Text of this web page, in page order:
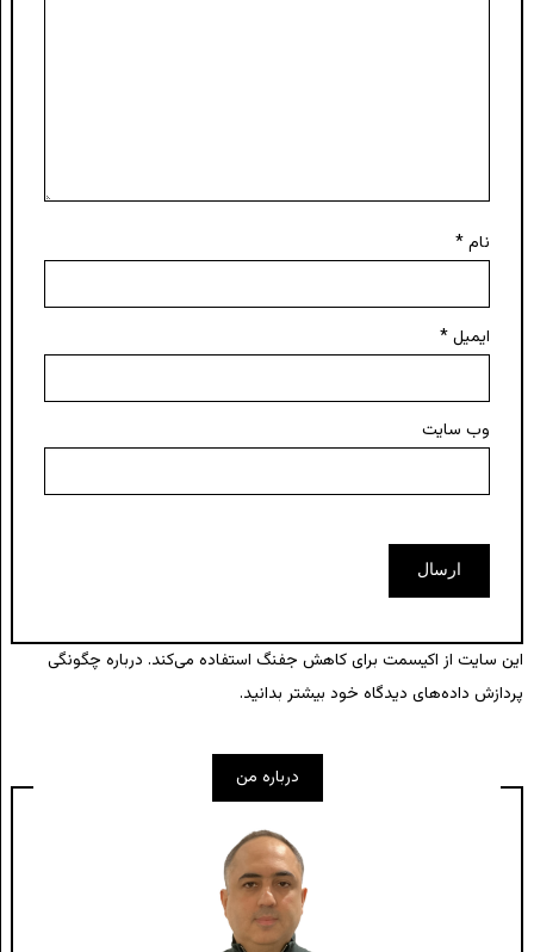
نام*
ایمیل*
وب‌ سایت
این سایت از اکیسمت برای کاهش جفنگ استفاده می‌کند. درباره چگونگی
پردازش داده‌های دیدگاه خود بیشتر بدانید.
درباره من